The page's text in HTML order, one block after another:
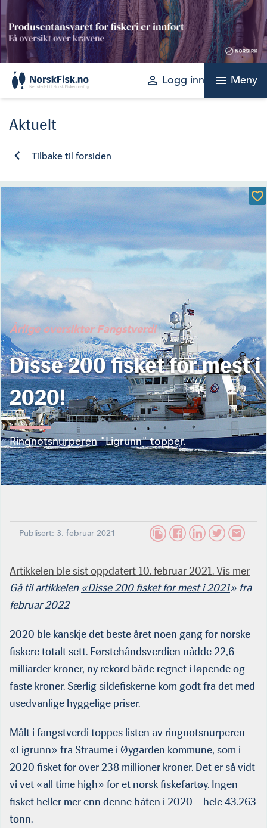
Skip
to
content
perm_identity Logg inn menu Meny
Aktuelt
Tilbake til forsiden
Årlige oversikter Fangstverdi
Disse 200 fisket for mest i
2020!
Ringnotsnurperen "Ligrunn" topper.
Publisert: 3. februar 2021
Artikkelen ble sist oppdatert 10. februar 2021. Vis mer
Gå til artikkelen «Disse 200 fisket for mest i 2021» fra
februar 2022
2020 ble kanskje det beste året noen gang for norske
fiskere totalt sett. Førstehåndsverdien nådde 22,6
milliarder kroner, ny rekord både regnet i løpende og
faste kroner. Særlig sildefiskerne kom godt fra det med
usedvanlige hyggelige priser.
Målt i fangstverdi toppes listen av ringnotsnurperen
«Ligrunn» fra Straume i Øygarden kommune, som i
2020 fisket for over 238 millioner kroner. Det er så vidt
vi vet «all time high» for et norsk fiskefartøy. Ingen
fisket heller mer enn denne båten i 2020 – hele 43.263
tonn.